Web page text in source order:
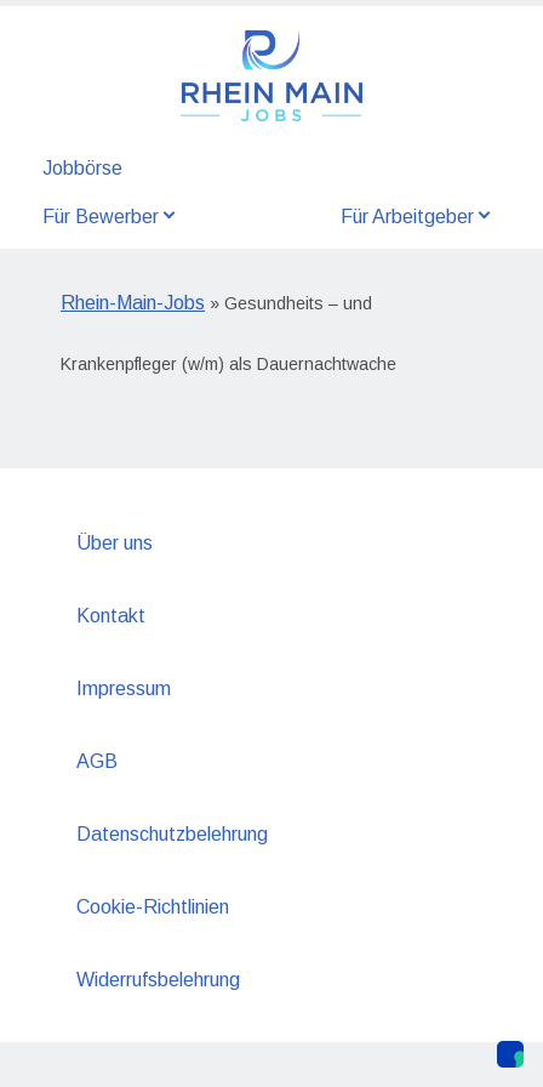
Jobbörse
Für Bewerber Für Arbeitgeber
Rhein-Main-Jobs » Gesundheits – und
Krankenpfleger (w/m) als Dauernachtwache
Über uns
Kontakt
Impressum
AGB
Datenschutzbelehrung
Cookie-Richtlinien
Widerrufsbelehrung